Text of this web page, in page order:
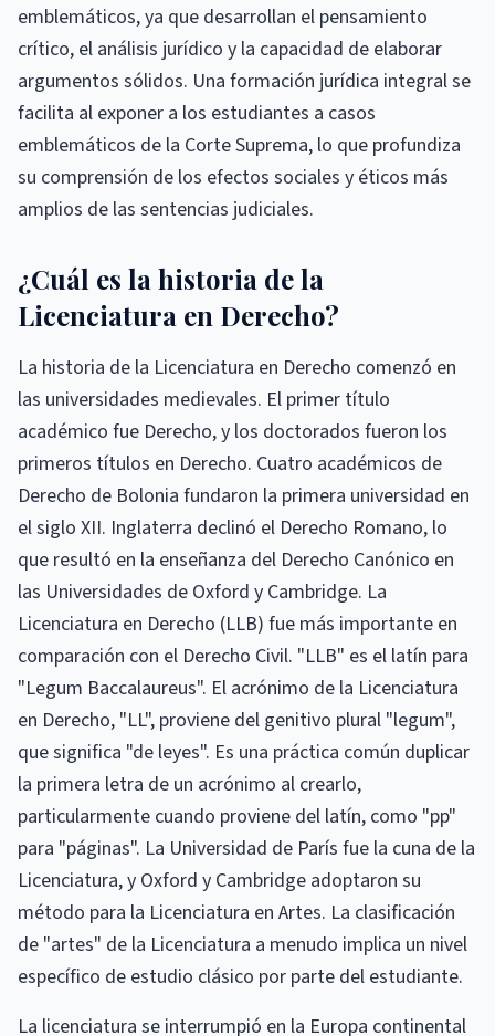
emblemáticos, ya que desarrollan el pensamiento
crítico, el análisis jurídico y la capacidad de elaborar
argumentos sólidos. Una formación jurídica integral se
facilita al exponer a los estudiantes a casos
emblemáticos de la Corte Suprema, lo que profundiza
su comprensión de los efectos sociales y éticos más
amplios de las sentencias judiciales.
¿Cuál es la historia de la
Licenciatura en Derecho?
La historia de la Licenciatura en Derecho comenzó en
las universidades medievales. El primer título
académico fue Derecho, y los doctorados fueron los
primeros títulos en Derecho. Cuatro académicos de
Derecho de Bolonia fundaron la primera universidad en
el siglo XII. Inglaterra declinó el Derecho Romano, lo
que resultó en la enseñanza del Derecho Canónico en
las Universidades de Oxford y Cambridge. La
Licenciatura en Derecho (LLB) fue más importante en
comparación con el Derecho Civil. "LLB" es el latín para
"Legum Baccalaureus". El acrónimo de la Licenciatura
en Derecho, "LL", proviene del genitivo plural "legum",
que significa "de leyes". Es una práctica común duplicar
la primera letra de un acrónimo al crearlo,
particularmente cuando proviene del latín, como "pp"
para "páginas". La Universidad de París fue la cuna de la
Licenciatura, y Oxford y Cambridge adoptaron su
método para la Licenciatura en Artes. La clasificación
de "artes" de la Licenciatura a menudo implica un nivel
específico de estudio clásico por parte del estudiante.
La licenciatura se interrumpió en la Europa continental